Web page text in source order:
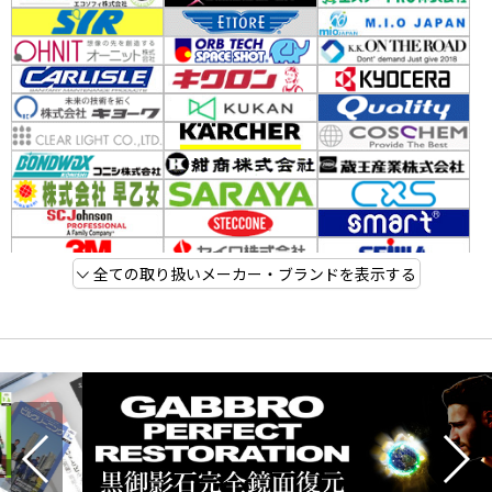
全ての取り扱いメーカー・ブランドを表示する